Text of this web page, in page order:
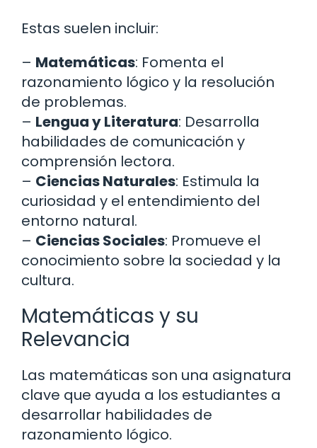
Estas suelen incluir:
– Matemáticas: Fomenta el
razonamiento lógico y la resolución
de problemas.
– Lengua y Literatura: Desarrolla
habilidades de comunicación y
comprensión lectora.
– Ciencias Naturales: Estimula la
curiosidad y el entendimiento del
entorno natural.
– Ciencias Sociales: Promueve el
conocimiento sobre la sociedad y la
cultura.
Matemáticas y su
Relevancia
Las matemáticas son una asignatura
clave que ayuda a los estudiantes a
desarrollar habilidades de
razonamiento lógico.